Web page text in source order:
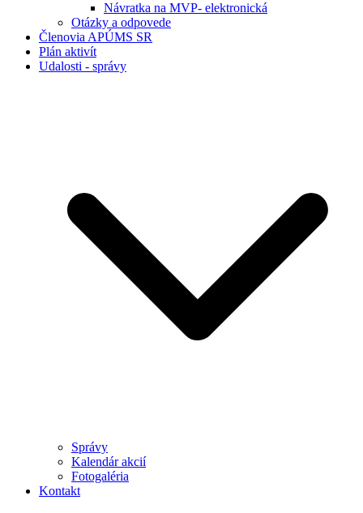
Návratka na MVP- elektronická
Otázky a odpovede
Členovia APÚMS SR
Plán aktivít
Udalosti - správy
Správy
Kalendár akcií
Fotogaléria
Kontakt